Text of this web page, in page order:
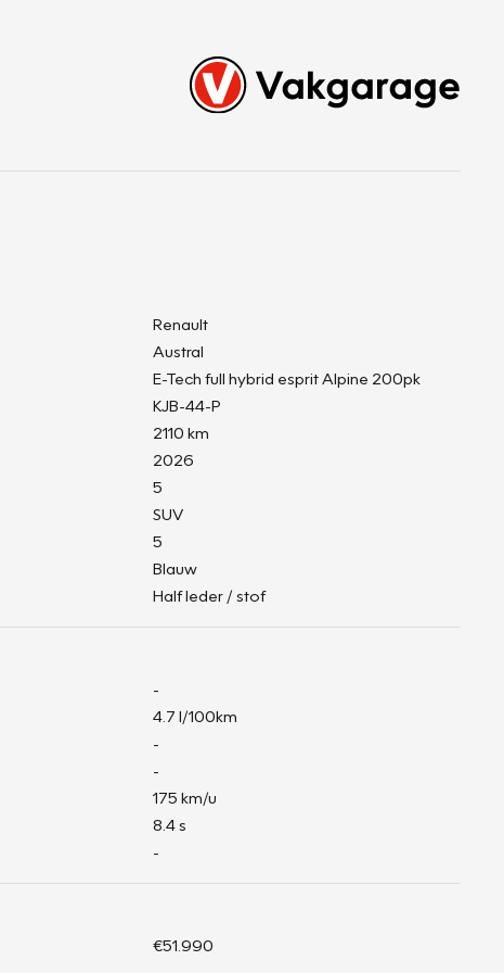
Renault
Austral
E-Tech full hybrid esprit Alpine 200pk
KJB-44-P
2110 km
2026
5
SUV
5
Blauw
Half leder / stof
-
4.7 l/100km
-
-
175 km/u
8.4 s
-
€51.990